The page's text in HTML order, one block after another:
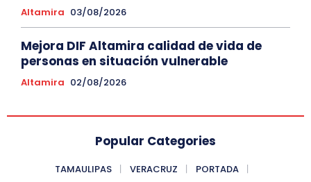
Altamira 03/08/2026
Mejora DIF Altamira calidad de vida de
personas en situación vulnerable
Altamira 02/08/2026
Popular Categories
TAMAULIPAS VERACRUZ
PORTADA